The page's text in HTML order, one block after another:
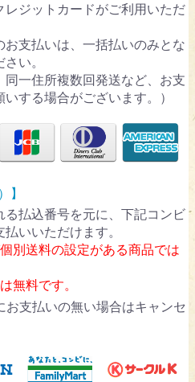
レジットカードがご利用いただ
お支払いは、一括払いのみとな
い。
同一住所複数回発送など、お支
する場合がございます。）
】
る払込番号を元に、下記コンビ
いいただけます。
別送料の設定がある商品では
無料です。
お支払いの無い場合はキャンセ